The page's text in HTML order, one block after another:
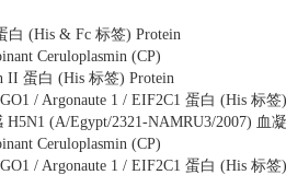
白 (His & Fc 标签) Protein
Ceruloplasmin (CP)
II 蛋白 (His 标签) Protein
/ Argonaute 1 / EIF2C1 蛋白 (His 标签)
H5N1 (A/Egypt/2321-NAMRU3/2007) 血
Ceruloplasmin (CP)
/ Argonaute 1 / EIF2C1 蛋白 (His 标签)